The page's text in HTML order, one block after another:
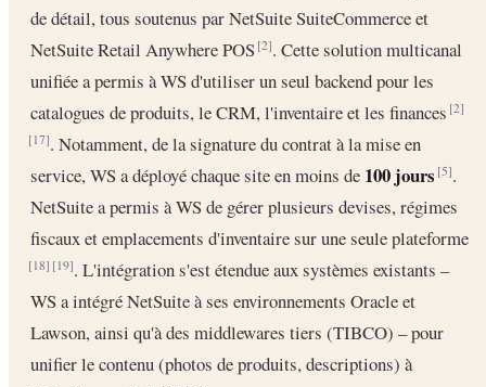
de détail, tous soutenus par NetSuite SuiteCommerce et
NetSuite Retail Anywhere POS[2]. Cette solution multicanal
unifiée a permis à WS d'utiliser un seul backend pour les
catalogues de produits, le CRM, l'inventaire et les finances[2]
[17]. Notamment, de la signature du contrat à la mise en
service, WS a déployé chaque site en moins de 100 jours [5].
NetSuite a permis à WS de gérer plusieurs devises, régimes
fiscaux et emplacements d'inventaire sur une seule plateforme
[18] [19]. L'intégration s'est étendue aux systèmes existants –
WS a intégré NetSuite à ses environnements Oracle et
Lawson, ainsi qu'à des middlewares tiers (TIBCO) – pour
unifier le contenu (photos de produits, descriptions) à